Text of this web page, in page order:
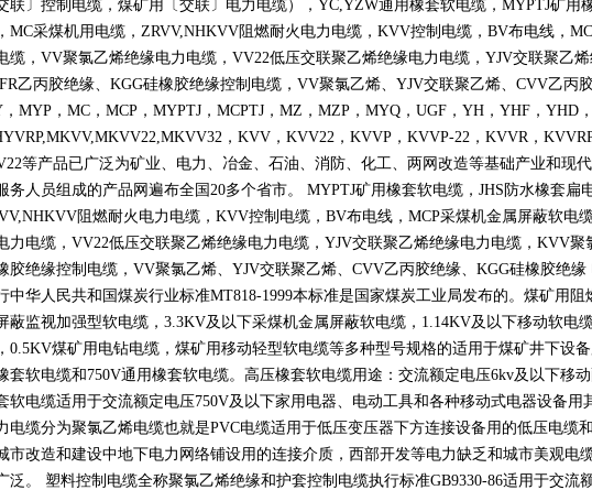
联〕控制电缆，煤矿用〔交联〕电力电缆）， YC,YZW通用橡套软电缆， MYPTJ矿用
MC采煤机用电缆， ZRVV,NHKVV阻燃耐火电力电缆， KVV控制电缆， BV布电线，
缆， VV聚氯乙烯绝缘电力电缆， VV22低压交联聚乙烯绝缘电力电缆， YJV交联聚乙烯
乙丙胶绝缘、 KGG硅橡胶绝缘控制电缆， VV聚氯乙烯、 YJV交联聚乙烯、 CVV乙丙
， MYP ， MC ， MCP ， MYPTJ ， MCPTJ ， MZ ， MZP ， MYQ ， UGF ， YH ， YHF ， YHD ，
， KVV ， KVV22 ， KVVP ， KVVP-22 ， KVVR，
等产品已广泛为矿业、电力、冶金、石油、消防、化工、两网改造等基础产业和现
务人员组成的产品网遍布全国20多个省市。 MYPTJ矿用橡套软电缆， JHS 防水橡套扁
阻燃耐火电力电缆， KVV控制电缆， BV布电线， MCP采煤机金属屏蔽软电缆
力电缆， VV22低压交联聚乙烯绝缘电力电缆， YJV交联聚乙烯绝缘电力电缆， KVV聚
胶绝缘控制电缆， VV聚氯乙烯、 YJV交联聚乙烯、 CVV乙丙胶绝缘、 KGG硅橡胶绝缘
中华人民共和国煤炭行业标准MT818-1999本标准是国家煤炭工业局发布的。煤矿用阻
蔽监视加强型软电缆， 3.3KV及以下采煤机金属屏蔽软电缆， 1.14KV及以下移动软电缆
0.5KV煤矿用电钻电缆，煤矿用移动轻型软电缆等多种型号规格的适用于煤矿井下设
套软电缆和750V通用橡套软电缆。高压橡套软电缆用途：交流额定电压6kv及以下移
软电缆适用于交流额定电压750V及以下家用电器、电动工具和各种移动式电器设备
电缆分为聚氯乙烯电缆也就是PVC电缆适用于低压变压器下方连接设备用的低压电缆
市改造和建设中地下电力网络铺设用的连接介质，西部开发等电力缺乏和城市美观电
泛。 塑料控制电缆全称聚氯乙烯绝缘和护套控制电缆执行标准GB9330-86适用于交流